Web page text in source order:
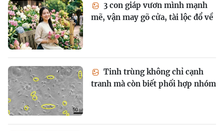
3 con giáp vươn mình mạnh
mẽ, vận may gõ cửa, tài lộc đổ về
Tinh trùng không chỉ cạnh
tranh mà còn biết phối hợp nhóm